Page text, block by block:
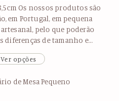
Os nossos produtos são
em Portugal, em pequena
pelo que poderão
diferenças de tamanho e…
Ver opções